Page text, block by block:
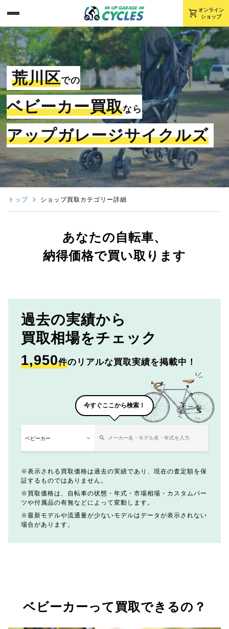
shopping_cart オンライン
ショップ
荒川区での
ベビーカー買取なら
アップガレージサイクルズ
トップ ショップ買取カテゴリー詳細
あなたの自転車、
納得価格で買い取ります
過去の実績から
買取相場をチェック
1,950件のリアルな買取実績を掲載中！
今すぐここから検索！
表示される買取価格は過去の実績であり、現在の査定額を保
証するものではありません。
買取価格は、自転車の状態・年式・市場相場・カスタムパー
ツや付属品の有無などによって変動します。
最新モデルや流通量が少ないモデルはデータが表示されない
場合があります。
ベビーカーって買取できるの？